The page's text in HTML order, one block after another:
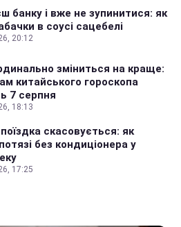
банку і вже не зупинитися: як
в соусі сацебелі
20:12
зміниться на краще:
китайського гороскопа
7 серпня
18:13
скасовується: як
без кондиціонера у
17:25